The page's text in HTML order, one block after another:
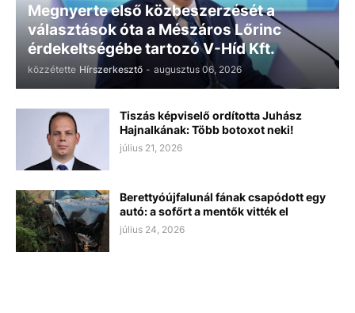
Megnyerte első közbeszerzését a
választások óta a Mészáros Lőrinc
érdekeltségébe tartozó V-Híd Kft.
közzétette Hírszerkesztő - augusztus 06, 2026
Tiszás képviselő ordította Juhász
Hajnalkának: Több botoxot neki!
július 21, 2026
Berettyóújfalunál fának csapódott egy
autó: a sofőrt a mentők vitték el
július 24, 2026